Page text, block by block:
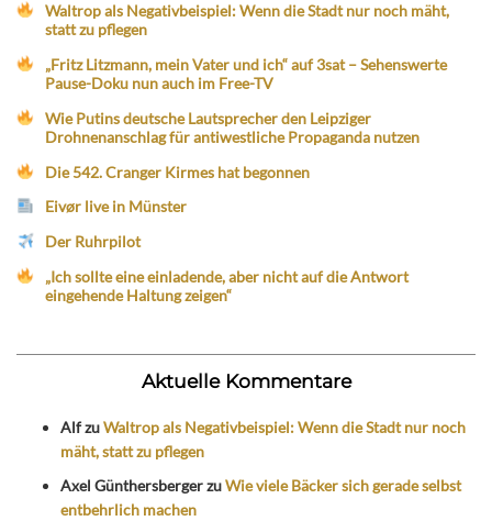
Waltrop als Negativbeispiel: Wenn die Stadt nur noch mäht,
statt zu pflegen
„Fritz Litzmann, mein Vater und ich“ auf 3sat – Sehenswerte
Pause-Doku nun auch im Free-TV
Wie Putins deutsche Lautsprecher den Leipziger
Drohnenanschlag für antiwestliche Propaganda nutzen
Die 542. Cranger Kirmes hat begonnen
Eivør live in Münster
Der Ruhrpilot
„Ich sollte eine einladende, aber nicht auf die Antwort
eingehende Haltung zeigen“
Aktuelle Kommentare
AlfzuWaltrop als Negativbeispiel: Wenn die Stadt nur noch
mäht, statt zu pflegen
Axel GünthersbergerzuWie viele Bäcker sich gerade selbst
entbehrlich machen